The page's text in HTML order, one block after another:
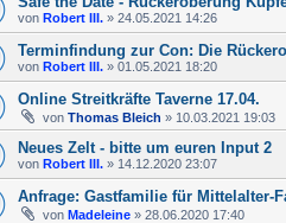
von Robert III. » 24.05.2021 14:26
Terminfindung zur Con: Die
von Robert III. » 01.05.2021 18:20
Online Streitkräfte Taverne 17.04.
von Thomas Bleich » 10.03.2021 19:03
Neues Zelt - bitte um euren Input 2
von Robert III. » 14.12.2020 23:07
Anfrage: Gastfamilie für Mittelalter-
von Madeleine » 28.06.2020 17:40